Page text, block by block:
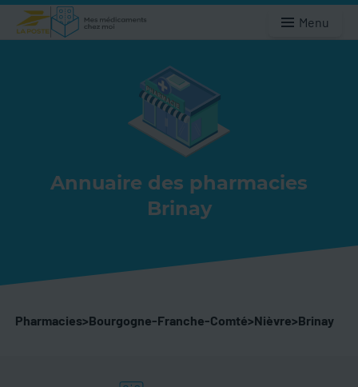
Menu
Annuaire des pharmacies
Brinay
Pharmacies>Bourgogne-Franche-Comté>Nièvre>Brinay